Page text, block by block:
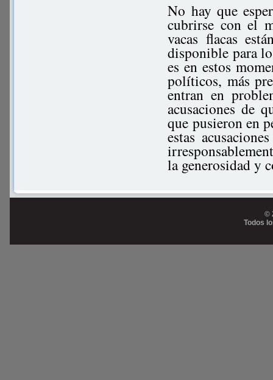
No hay que
cubrirse con el
vacas flacas
disponible para
es en estos
políticos, más
entran en
acusaciones de
que pusieron en
estas
la generosidad y
©
Todos